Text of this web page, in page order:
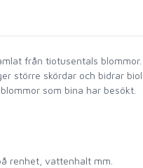
från tiotusentals blommor.
större skördar och bidrar
som bina har besökt.
renhet, vattenhalt mm.